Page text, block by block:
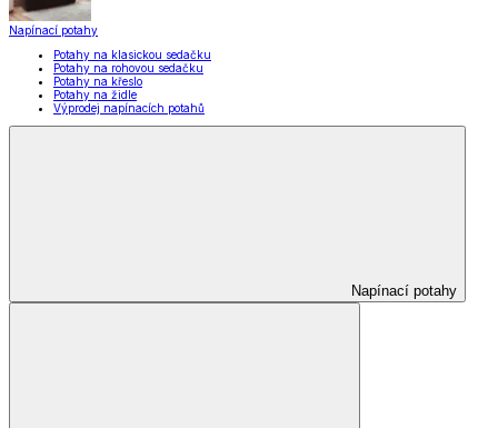
Napínací potahy
Potahy na klasickou sedačku
Potahy na rohovou sedačku
Potahy na křeslo
Potahy na židle
Výprodej napínacích potahů
Napínací potahy